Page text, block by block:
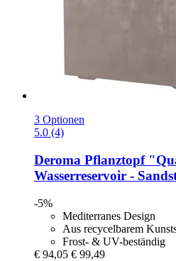
3 Optionen
5.0 (4)
Deroma Pflanztopf
Wasserreservoir -​
-5%
Mediterranes Design
Aus recycelbarem
Frost- & UV-beständig
€ 94,05 € 99,49